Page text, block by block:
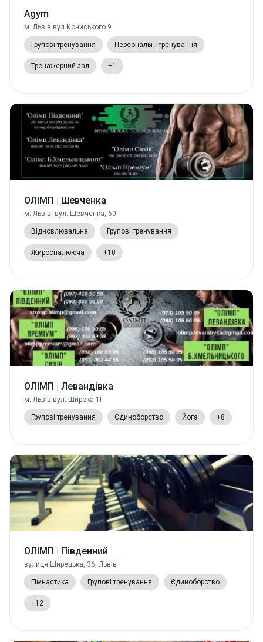
Agym
м. Львів вул.Кониського 9
Групові тренування Персональні тренування
Тренажерний зал +1
ОЛІМП | Шевченка
м. Львів, вул. Шевченка, 60
Відновлювальна Групові тренування
Жироспалююча +10
ОЛІМП | Левандівка
м. Львів вул. Широка,1Г
Групові тренування Єдиноборство Йога +8
ОЛІМП | Південний
вулиця Щирецька, 36, Львів
Гімнастика Групові тренування Єдиноборство
+12